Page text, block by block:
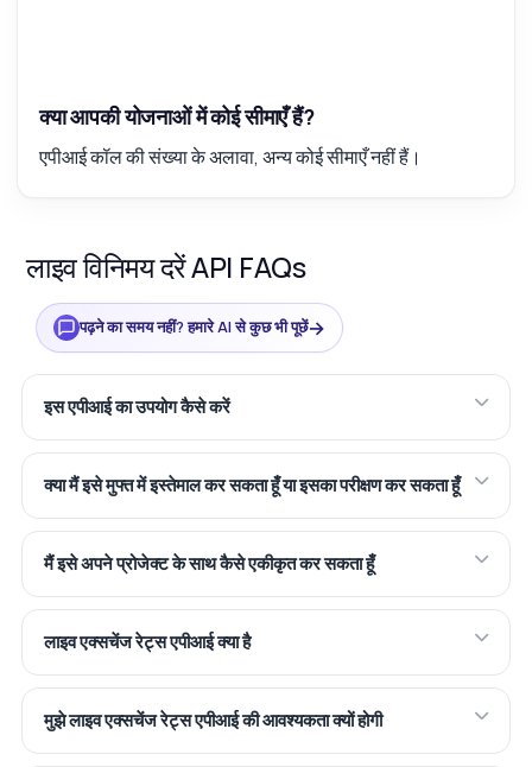
क्या आपकी योजनाओं में कोई सीमाएँ हैं?
एपीआई कॉल की संख्या के अलावा, अन्य कोई सीमाएँ नहीं हैं।
लाइव विनिमय दरें API FAQs
पढ़ने का समय नहीं? हमारे AI से कुछ भी पूछें→
इस एपीआई का उपयोग कैसे करें
क्या मैं इसे मुफ्त में इस्तेमाल कर सकता हूँ या इसका परीक्षण कर सकता हूँ
मैं इसे अपने प्रोजेक्ट के साथ कैसे एकीकृत कर सकता हूँ
लाइव एक्सचेंज रेट्स एपीआई क्या है
मुझे लाइव एक्सचेंज रेट्स एपीआई की आवश्यकता क्यों होगी